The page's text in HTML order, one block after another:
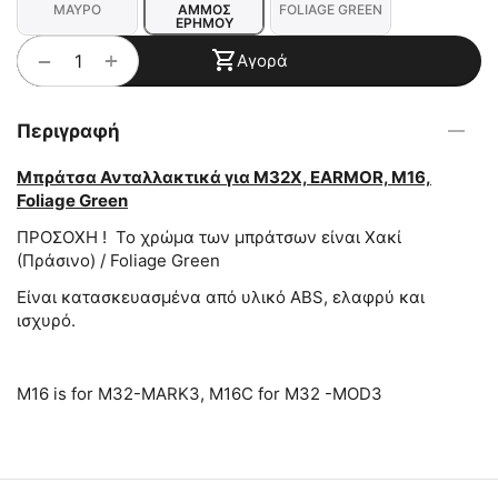
ΜΑΥΡΟ
ΑΜΜΟΣ
ΕΡΗΜΟΥ
FOLIAGE GREEN
+
− Αγορά
Περιγραφή
Μπράτσα Ανταλλακτικά για Μ32Χ, EARMOR, M16,
Foliage Green
ΠΡΟΣΟΧΗ ! Το χρώμα των μπράτσων είναι Χακί
(Πράσινο) / Foliage Green
Είναι κατασκευασμένα από υλικό ABS, ελαφρύ και
ισχυρό.
M16 is for M32-MARK3, M16C for M32 -MOD3